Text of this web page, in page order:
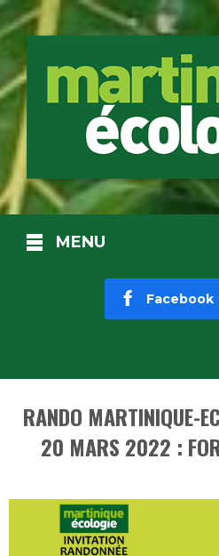
MENU
Facebook
RANDO MARTINIQUE-
20 MARS 2022 :